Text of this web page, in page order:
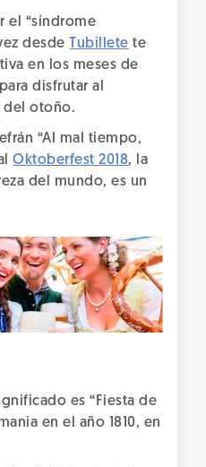
el “síndrome
desde
Tubillete te
en los meses de
disfrutar al
del otoño.
“Al mal tiempo,
Oktoberfest 2018, la
del mundo, es un
es “Fiesta de
en el año 1810, en